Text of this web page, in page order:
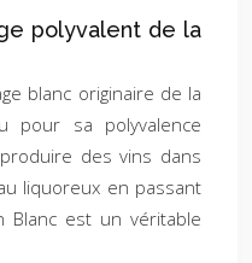
polyvalent de la
blanc originaire de la
pour sa polyvalence
des vins dans
liquoreux en passant
Blanc est un véritable